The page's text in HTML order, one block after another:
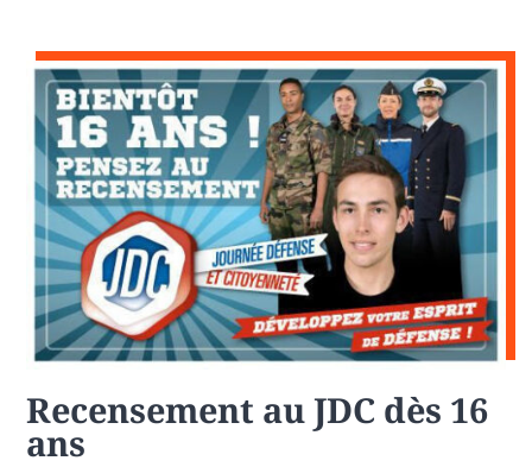
Recensement au JDC dès 16
ans